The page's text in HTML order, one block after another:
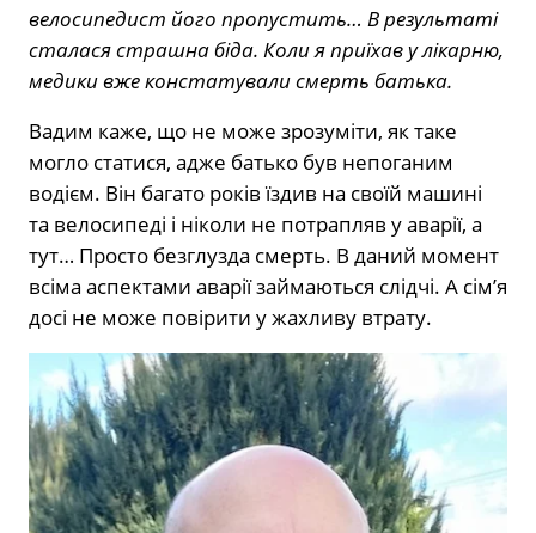
велосипедист його пропустить… В результаті
сталася страшна біда. Коли я приїхав у лікарню,
медики вже констатували смерть батька.
Вадим каже, що не може зрозуміти, як таке
могло статися, адже батько був непоганим
водієм. Він багато років їздив на своїй машині
та велосипеді і ніколи не потрапляв у аварії, а
тут… Просто безглузда смерть. В даний момент
всіма аспектами аварії займаються слідчі. А сім’я
досі не може повірити у жахливу втрату.